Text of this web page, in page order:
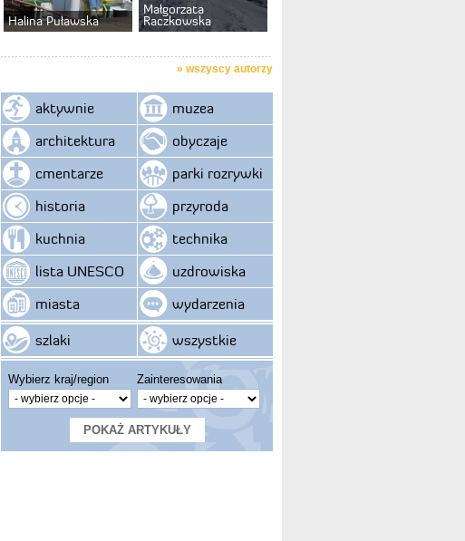
Halina Puławska
Małgorzata
Raczkowska
» wszyscy autorzy
aktywnie
architektura
cmentarze
historia
kuchnia
lista UNESCO
miasta
szlaki
muzea
obyczaje
parki rozrywki
przyroda
technika
uzdrowiska
wydarzenia
wszystkie
Wybierz kraj/region Zainteresowania